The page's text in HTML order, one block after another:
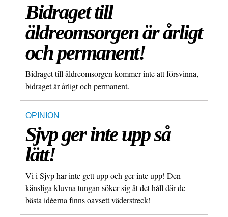
Bidraget till
äldreomsorgen är årligt
och permanent!
Bidraget till äldreomsorgen kommer inte att försvinna,
bidraget är årligt och permanent.
OPINION
Sjvp ger inte upp så
lätt!
Vi i Sjvp har inte gett upp och ger inte upp! Den
känsliga kluvna tungan söker sig åt det håll där de
bästa idéerna finns oavsett väderstreck!